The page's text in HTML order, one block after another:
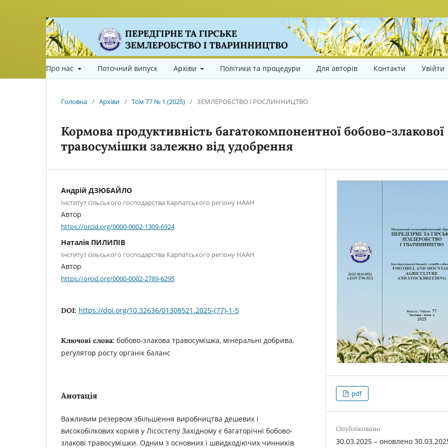
Про нас Поточний випуск Архіви Політики та процедури Для авторів Контакти Увійти
Головна / Архіви / Том 77 № 1 (2025) / ЗЕМЛЕРОБСТВО І РОСЛИННИЦТВО
Кормова продуктивність багатокомпонентної бобово-злакової
травосумішки залежно від удобрення
Андрій ДЗЮБАЙЛО
Інститут сільського господарства Карпатського регіону НААН
Автор
https://orcid.org/0000-0002-1309-6924
Наталія ПИЛИПІВ
Інститут сільського господарства Карпатського регіону НААН
Автор
https://orcid.org/0000-0002-2789-6295
DOI: https://doi.org/10.32636/01308521.2025-(77)-1-5
Ключові слова: бобово-злакова травосумішка, мінеральні добрива,
регулятор росту органік баланс
Анотація
Важливим резервом збільшення виробництва дешевих і
високобілкових кормів у Лісостепу Західному є багаторічні бобово-
злакові травосумішки. Одним з основних і швидкодіючих чинників
pdf
Опубліковано
30.03.2025 – оновлено